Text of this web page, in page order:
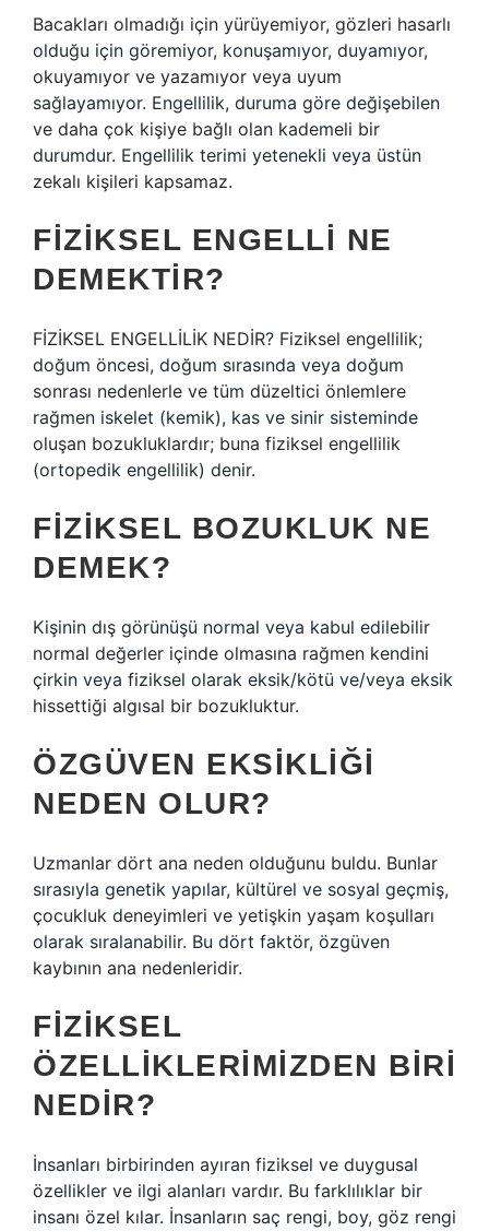
Bacakları olmadığı için yürüyemiyor, gözleri hasarlı
olduğu için göremiyor, konuşamıyor, duyamıyor,
okuyamıyor ve yazamıyor veya uyum
sağlayamıyor. Engellilik, duruma göre değişebilen
ve daha çok kişiye bağlı olan kademeli bir
durumdur. Engellilik terimi yetenekli veya üstün
zekalı kişileri kapsamaz.
FIZIKSEL ENGELLI NE
DEMEKTIR?
FİZİKSEL ENGELLİLİK NEDİR? Fiziksel engellilik;
doğum öncesi, doğum sırasında veya doğum
sonrası nedenlerle ve tüm düzeltici önlemlere
rağmen iskelet (kemik), kas ve sinir sisteminde
oluşan bozukluklardır; buna fiziksel engellilik
(ortopedik engellilik) denir.
FIZIKSEL BOZUKLUK NE
DEMEK?
Kişinin dış görünüşü normal veya kabul edilebilir
normal değerler içinde olmasına rağmen kendini
çirkin veya fiziksel olarak eksik/kötü ve/veya eksik
hissettiği algısal bir bozukluktur.
ÖZGÜVEN EKSIKLIĞI
NEDEN OLUR?
Uzmanlar dört ana neden olduğunu buldu. Bunlar
sırasıyla genetik yapılar, kültürel ve sosyal geçmiş,
çocukluk deneyimleri ve yetişkin yaşam koşulları
olarak sıralanabilir. Bu dört faktör, özgüven
kaybının ana nedenleridir.
FIZIKSEL
ÖZELLIKLERIMIZDEN BIRI
NEDIR?
İnsanları birbirinden ayıran fiziksel ve duygusal
özellikler ve ilgi alanları vardır. Bu farklılıklar bir
insanı özel kılar. İnsanların saç rengi, boy, göz rengi